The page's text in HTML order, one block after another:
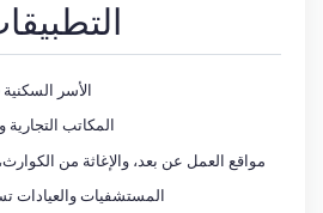
الأسر
المكاتب التجارية
مواقع العمل عن بعد، والإغاثة من
المستشفيات والعيادات